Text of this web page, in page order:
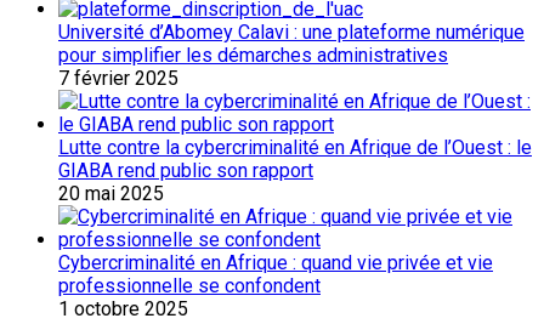
Université d’Abomey Calavi : une plateforme numérique
pour simplifier les démarches administratives
7 février 2025
Lutte contre la cybercriminalité en Afrique de l’Ouest : le
GIABA rend public son rapport
20 mai 2025
Cybercriminalité en Afrique : quand vie privée et vie
professionnelle se confondent
1 octobre 2025